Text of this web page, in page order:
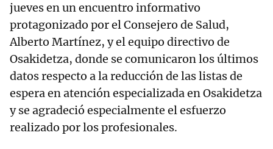
jueves en un encuentro informativo
protagonizado por el Consejero de Salud,
Alberto Martínez, y el equipo directivo de
Osakidetza, donde se comunicaron los últimos
datos respecto a la reducción de las listas de
espera en atención especializada en Osakidetza
y se agradeció especialmente el esfuerzo
realizado por los profesionales.